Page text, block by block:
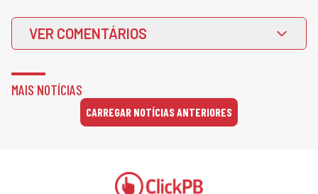
VER COMENTÁRIOS
MAIS NOTÍCIAS
CARREGAR NOTÍCIAS ANTERIORES